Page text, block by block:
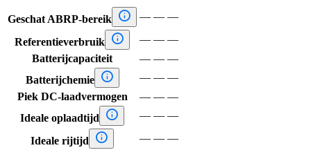
Geschat ABRP-bereik  — — —
Referentieverbruik  — — —
Batterijcapaciteit
— — —
Batterijchemie
 — — —
Piek DC-laadvermogen
— — —
Ideale oplaadtijd
 — — —
Ideale rijtijd  — — —